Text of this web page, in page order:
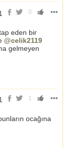
0
eden bir
@celik2119
gelmeyen
1
ocağına